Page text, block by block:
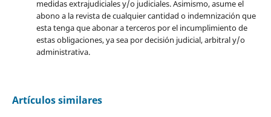
medidas extrajudiciales y/o judiciales. Asimismo, asume el
abono a la revista de cualquier cantidad o indemnización que
esta tenga que abonar a terceros por el incumplimiento de
estas obligaciones, ya sea por decisión judicial, arbitral y/o
administrativa.
Artículos similares